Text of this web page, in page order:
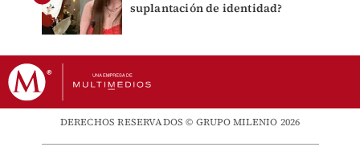
suplantación de identidad?
DERECHOS RESERVADOS © GRUPO MILENIO 2026